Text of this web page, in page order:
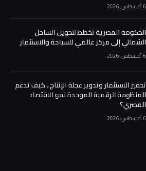
6 أغسطس، 2026
الحكومة المصرية تخطط لتحويل الساحل
الشمالي إلى مركز عالمي للسياحة والاستثمار
6 أغسطس، 2026
تحفيز الاستثمار وتدوير عجلة الإنتاج.. كيف تدعم
المنظومة الرقمية الموحدة نمو الاقتصاد
المصري؟
6 أغسطس، 2026